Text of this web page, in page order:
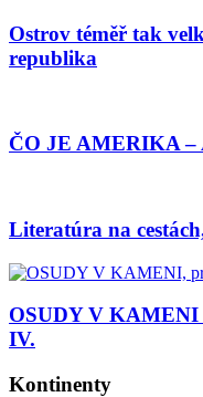
Ostrov téměř tak
republika
ČO JE AMERIKA –
Literatúra na
OSUDY V KAMENI
IV.
Kontinenty